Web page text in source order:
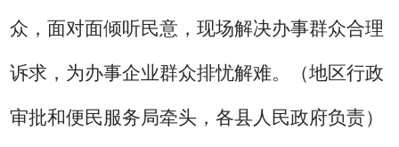
众，面对面倾听民意，现场解决办事群众合理
诉求，为办事企业群众排忧解难。 （地区行政
审批和便民服务局牵头，各县人民政府负责）